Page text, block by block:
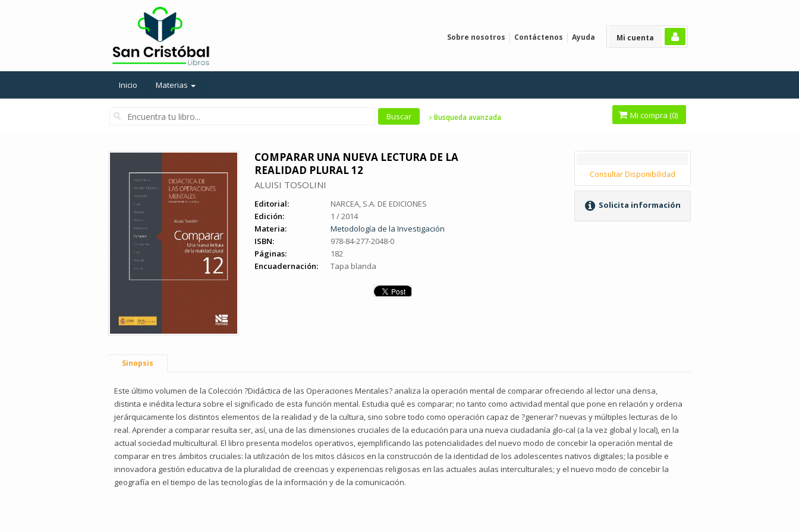
Mi cuenta
Sobre nosotros Contáctenos Ayuda
Inicio Materias
Busqueda avanzada Mi compra (0)
COMPARAR UNA NUEVA LECTURA DE LA
REALIDAD PLURAL 12
ALUISI TOSOLINI
Editorial:
NARCEA, S.A. DE EDICIONES
Edición:
1 / 2014
Materia:
Metodología de la Investigación
ISBN:
978-84-277-2048-0
Páginas:
182
Encuadernación:
Tapa blanda
Consultar Disponibilidad
Solicita información
Sinopsis
Este último volumen de la Colección ?Didáctica de las Operaciones Mentales? analiza la operación mental de comparar ofreciendo al lector una densa,
distinta e inédita lectura sobre el significado de esta función mental. Estudia qué es comparar; no tanto como actividad mental que pone en relación y ordena
jerárquicamente los distintos elementos de la realidad y de la cultura, sino sobre todo como operación capaz de ?generar? nuevas y múltiples lecturas de lo
real. Aprender a comparar resulta ser, así, una de las dimensiones cruciales de la educación para una nueva ciudadanía glo-cal (a la vez global y local), en la
actual sociedad multicultural. El libro presenta modelos operativos, ejemplificando las potencialidades del nuevo modo de concebir la operación mental de
comparar en tres ámbitos cruciales: la utilización de los mitos clásicos en la construcción de la identidad de los adolescentes nativos digitales; la posible e
innovadora gestión educativa de la pluralidad de creencias y experiencias religiosas en las actuales aulas interculturales; y el nuevo modo de concebir la
geografía en el tiempo de las tecnologías de la información y de la comunicación.